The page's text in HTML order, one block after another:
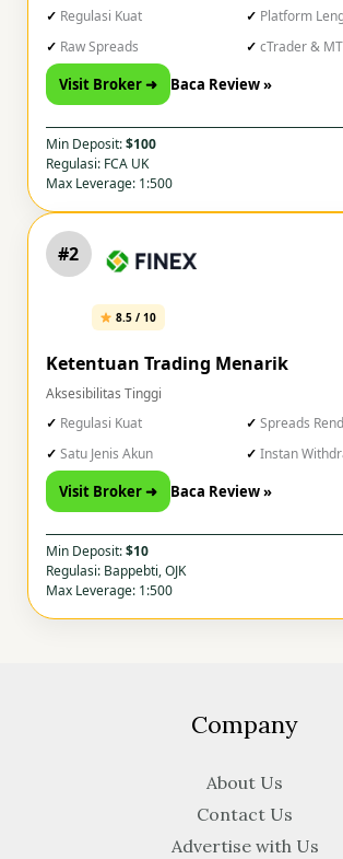
Regulasi Kuat
Platform
Raw Spreads
cTrader &
Visit Broker ➜ Baca Review »
Min Deposit:$100
Regulasi: FCA UK
Max Leverage: 1:500
#2
8.5 / 10
Ketentuan Trading Menarik
Aksesibilitas Tinggi
Regulasi Kuat
Spreads
Satu Jenis Akun
Instan
Visit Broker ➜ Baca Review »
Min Deposit:$10
Regulasi: Bappebti, OJK
Max Leverage: 1:500
Company
About Us
Contact Us
Advertise with Us